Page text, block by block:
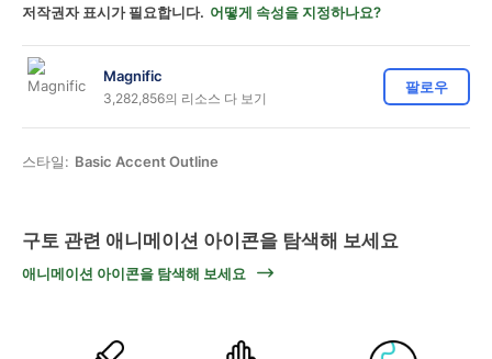
저작권자 표시가 필요합니다. 어떻게 속성을 지정하나요?
Magnific
3,282,856의 리소스 다 보기
팔로우
스타일: Basic Accent Outline
구토 관련 애니메이션 아이콘을 탐색해 보세요
애니메이션 아이콘을 탐색해 보세요